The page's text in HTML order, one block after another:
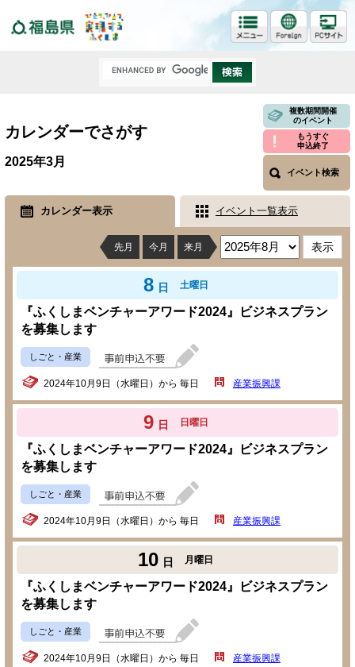
カレンダーでさがす
複数期間開催
のイベント
もうすぐ
申込終了
イベント検索
2025年3月
カレンダー表示 イベント一覧表示
先月 今月 来月
8 日 土曜日
『ふくしまベンチャーアワード2024』ビジネスプラン
を募集します
しごと・産業
2024年10月9日（水曜日）から 毎日 産業振興課
9 日 日曜日
『ふくしまベンチャーアワード2024』ビジネスプラン
を募集します
しごと・産業
2024年10月9日（水曜日）から 毎日 産業振興課
10 日 月曜日
『ふくしまベンチャーアワード2024』ビジネスプラン
を募集します
しごと・産業
2024年10月9日（水曜日）から 毎日 産業振興課